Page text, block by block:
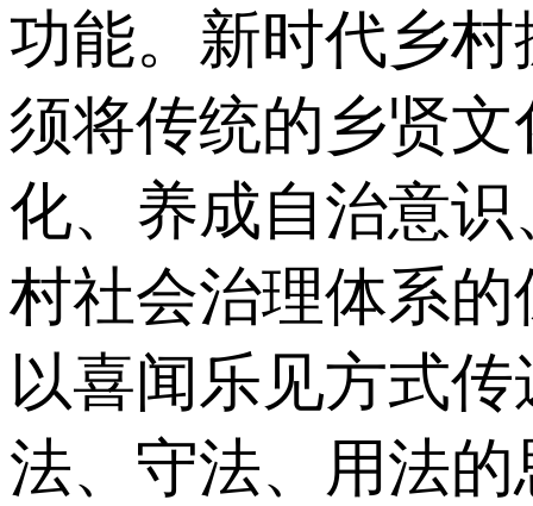
功能。新时代乡
须将传统的乡贤
化、养成自治意
村社会治理体系
以喜闻乐见方式
法、守法、用法